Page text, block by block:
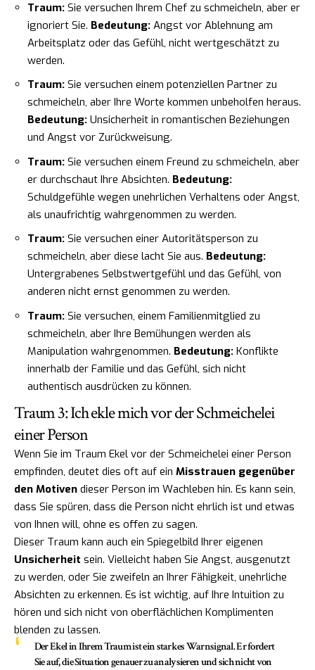
Traum: Sie versuchen Ihrem Chef zu schmeicheln, aber er
ignoriert Sie. Bedeutung: Angst vor Ablehnung am
Arbeitsplatz oder das Gefühl, nicht wertgeschätzt zu
werden.
Traum: Sie versuchen einem potenziellen Partner zu
schmeicheln, aber Ihre Worte kommen unbeholfen heraus.
Bedeutung: Unsicherheit in romantischen Beziehungen
und Angst vor Zurückweisung.
Traum: Sie versuchen einem Freund zu schmeicheln, aber
er durchschaut Ihre Absichten. Bedeutung:
Schuldgefühle wegen unehrlichen Verhaltens oder Angst,
als unaufrichtig wahrgenommen zu werden.
Traum: Sie versuchen einer Autoritätsperson zu
schmeicheln, aber diese lacht Sie aus. Bedeutung:
Untergrabenes Selbstwertgefühl und das Gefühl, von
anderen nicht ernst genommen zu werden.
Traum: Sie versuchen, einem Familienmitglied zu
schmeicheln, aber Ihre Bemühungen werden als
Manipulation wahrgenommen. Bedeutung: Konflikte
innerhalb der Familie und das Gefühl, sich nicht
authentisch ausdrücken zu können.
Traum 3: Ich ekle mich vor der Schmeichelei
einer Person
Wenn Sie im Traum Ekel vor der Schmeichelei einer Person
empfinden, deutet dies oft auf ein Misstrauen gegenüber
den Motiven dieser Person im Wachleben hin. Es kann sein,
dass Sie spüren, dass die Person nicht ehrlich ist und etwas
von Ihnen will, ohne es offen zu sagen.
Dieser Traum kann auch ein Spiegelbild Ihrer eigenen
Unsicherheit sein. Vielleicht haben Sie Angst, ausgenutzt
zu werden, oder Sie zweifeln an Ihrer Fähigkeit, unehrliche
Absichten zu erkennen. Es ist wichtig, auf Ihre Intuition zu
hören und sich nicht von oberflächlichen Komplimenten
blenden zu lassen.
Der Ekel in Ihrem Traum ist ein starkes Warnsignal. Er fordert
Sie auf, die Situation genauer zu analysieren und sich nicht von